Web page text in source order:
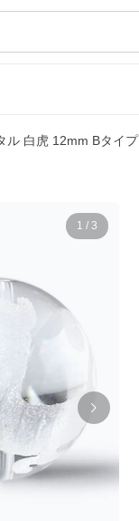
ル 白虎 12mm Bタイプ
1 / 3